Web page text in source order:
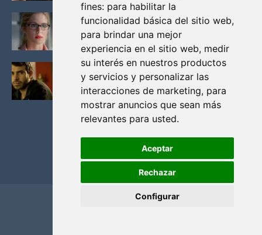
fines: para habilitar la
funcionalidad básica del sitio web,
para brindar una mejor
experiencia en el sitio web, medir
su interés en nuestros productos
y servicios y personalizar las
interacciones de marketing, para
mostrar anuncios que sean más
relevantes para usted.
Aceptar
Rechazar
Configurar
FELICITY (EMILY BETT RICKARDS), LAS FOTOS
MAS BONITAS DE LA ALIADA DE ARROW
Noviembre 30, 2013
BLACK MIRROR: TODA TU HISTORIA. EPISODIO 3.
LA CRITICA
Mayo 17, 2012
Privacidad y cookies
Contacto